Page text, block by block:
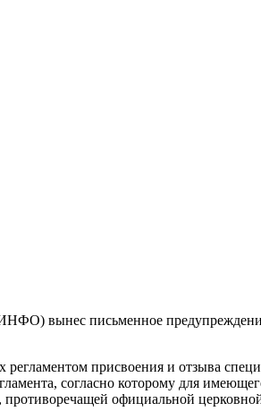
вынес письменное
присвоения и отзыва
согласно которому для
официальной